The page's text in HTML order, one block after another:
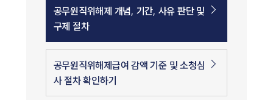
공무원직위해제 개념, 기간, 사유 판단 및
구제 절차
공무원직위해제급여 감액 기준 및 소청심
사 절차 확인하기